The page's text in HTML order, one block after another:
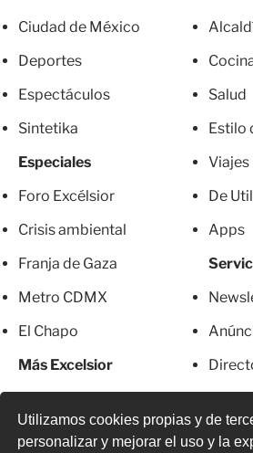
Utilizamos cookies propias y de
personalizar y mejorar el uso y la
Ciudad de México
Deportes
Espectáculos
Sintetika
Especiales
Foro Excélsior
Crisis ambiental
Franja de Gaza
Metro CDMX
El Chapo
Más Excelsior
Salud
Estilo
Viajes
De
Apps